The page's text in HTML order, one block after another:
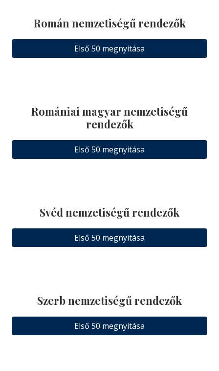
Román nemzetiségű rendezők
Első 50 megnyitása
Romániai magyar nemzetiségű
rendezők
Első 50 megnyitása
Svéd nemzetiségű rendezők
Első 50 megnyitása
Szerb nemzetiségű rendezők
Első 50 megnyitása